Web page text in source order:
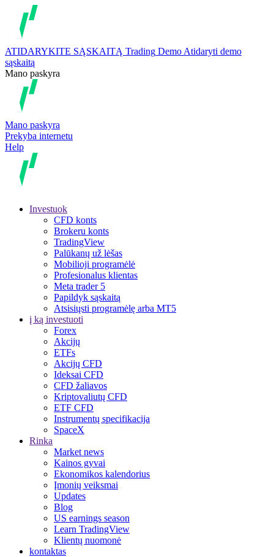
ATIDARYKITE SĄSKAITĄ Trading Demo Atidaryti demo
sąskaitą
Mano paskyra
Mano paskyra
Prekyba internetu
Help
Investuok
CFD konts
Brokeru konts
TradingView
Palūkanų už lėšas
Mobilioji programėlė
Profesionalus klientas
Meta trader 5
Papildyk sąskaitą
Atsisiųsti programėlę arba MT5
į ką investuoti
Forex
Akcijų
ETFs
Akcijų CFD
Ideksai CFD
CFD žaliavos
Kriptovaliutų CFD
ETF CFD
Instrumentų specifikacija
SpaceX
Rinka
Market news
Kainos gyvai
Ekonomikos kalendorius
Įmonių veiksmai
Updates
Blog
US earnings season
Learn TradingView
Klientų nuomonė
kontaktas